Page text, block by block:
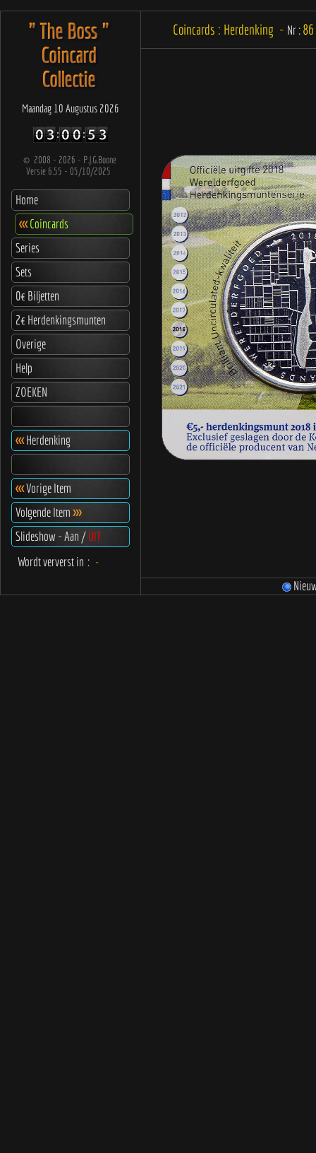
" The Boss "
Coincard
Collectie
Maandag 10 Augustus 2026
© 2008 - 2026 - P.J.G.Boone
Versie 6.55 - 05/10/2025
Home
<<<Coincards
Series
Sets
0€ Biljetten
2€ Herdenkingsmunten
Overige
Help
ZOEKEN
<<<Herdenking
<<<Vorige Item
Volgende Item>>>
Slideshow - Aan /UIT
Wordt ververst in : -
Coincards : Herdenking - Nr :86